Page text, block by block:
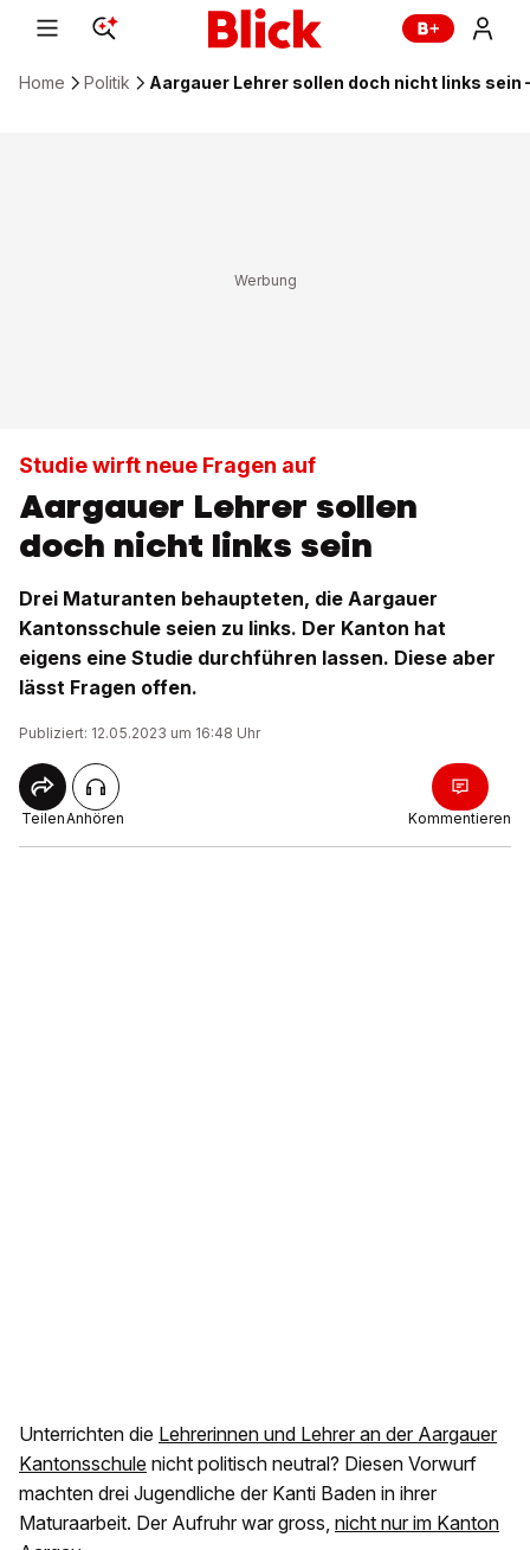
Home Politik Aargauer Lehrer sollen doch nicht links sein
Studie wirft neue Fragen auf
Aargauer Lehrer sollen
doch nicht links sein
Drei Maturanten behaupteten, die Aargauer
Kantonsschule seien zu links. Der Kanton hat
eigens eine Studie durchführen lassen. Diese aber
lässt Fragen offen.
Publiziert: 12.05.2023 um 16:48 Uhr
TeilenAnhören Kommentieren
Unterrichten die Lehrerinnen und Lehrer an der Aargauer
Kantonsschule nicht politisch neutral? Diesen Vorwurf
machten drei Jugendliche der Kanti Baden in ihrer
Maturaarbeit. Der Aufruhr war gross, nicht nur im Kanton